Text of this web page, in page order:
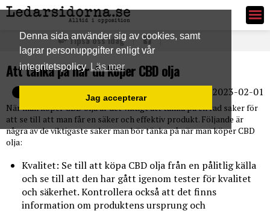
Denna sida använder sig av cookies, samt
lagrar personuppgifter enligt vår
integritetspolicy Läs mer
Jag accepterar
Ledarsidorna.se
Tipsa oss idag
Att tänka på när du köper CBD olja
2023-02-01
E-post
När man köper CBD olja är det viktigt att tänka på en rad saker för
att se till att man får en säker och effektiv produkt. Följande är
några av de viktigaste saker man bör tänka på när man köper CBD
olja:
Kvalitet: Se till att köpa CBD olja från en pålitlig källa
och se till att den har gått igenom tester för kvalitet
och säkerhet. Kontrollera också att det finns
information om produktens ursprung och